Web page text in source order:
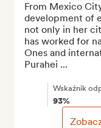
From Mexico
development of
not only in her
has worked for
Ones and
Purahei ...
Wskaźnik
93%